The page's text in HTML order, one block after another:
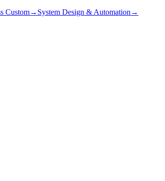
Custom→ System Design & Automation →